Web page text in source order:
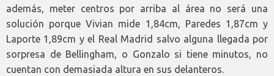
además, meter centros por arriba al área no será una
solución porque Vivian mide 1,84cm, Paredes 1,87cm y
Laporte 1,89cm y el Real Madrid salvo alguna llegada por
sorpresa de Bellingham, o Gonzalo si tiene minutos, no
cuentan con demasiada altura en sus delanteros.